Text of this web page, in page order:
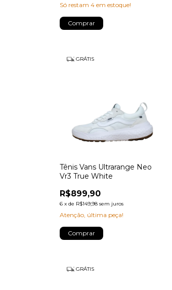
Só restam4 em estoque!
Comprar
GRÁTIS
Tênis Vans Ultrarange Neo
Vr3 True White
R$899,90
6 xde R$149,98 sem juros
Atenção, última peça!
Comprar
GRÁTIS